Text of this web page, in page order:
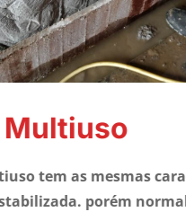
Multiuso
tem as mesmas
porém